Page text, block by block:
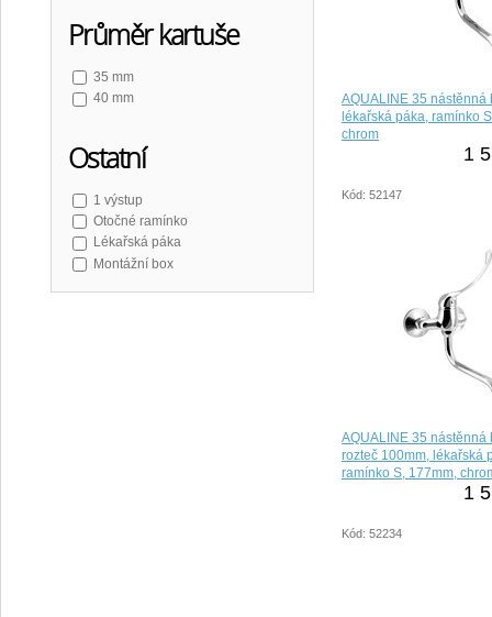
Průměr kartuše
35 mm
40 mm
Ostatní
1 výstup
Otočné ramínko
Lékařská páka
Montážní box
AQUALINE 35 nástěnná
lékařská páka, ramínko
chrom
1
Kód: 52147
AQUALINE 35 nástěnná
rozteč 100mm, lékařská
ramínko S, 177mm,
1
Kód: 52234